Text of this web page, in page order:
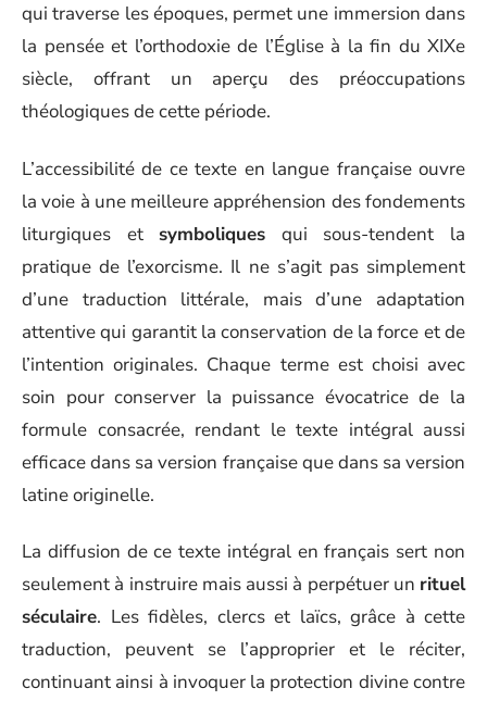
qui traverse les époques, permet une immersion dans
la pensée et l’orthodoxie de l’Église à la fin du XIXe
siècle, offrant un aperçu des préoccupations
théologiques de cette période.
L’accessibilité de ce texte en langue française ouvre
la voie à une meilleure appréhension des fondements
liturgiques et symboliques qui sous-tendent la
pratique de l’exorcisme. Il ne s’agit pas simplement
d’une traduction littérale, mais d’une adaptation
attentive qui garantit la conservation de la force et de
l’intention originales. Chaque terme est choisi avec
soin pour conserver la puissance évocatrice de la
formule consacrée, rendant le texte intégral aussi
efficace dans sa version française que dans sa version
latine originelle.
La diffusion de ce texte intégral en français sert non
seulement à instruire mais aussi à perpétuer un rituel
séculaire. Les fidèles, clercs et laïcs, grâce à cette
traduction, peuvent se l’approprier et le réciter,
continuant ainsi à invoquer la protection divine contre